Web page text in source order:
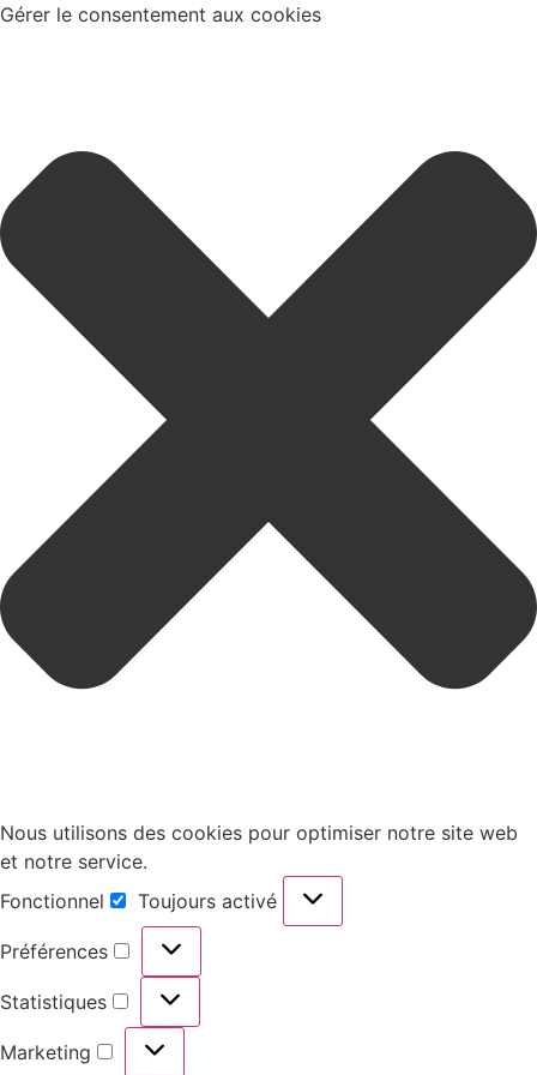
Gérer le consentement aux cookies
Nous utilisons des cookies pour optimiser notre site web
et notre service.
Fonctionnel
Fonctionnel
Toujours activé
Préférences
Préférences
Statistiques
Statistiques
Marketing
Marketing